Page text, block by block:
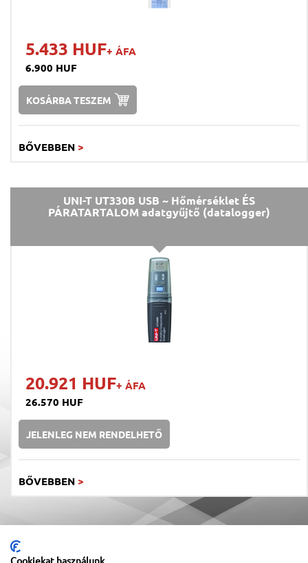
5.433 HUF+ ÁFA
6.900 HUF
KOSÁRBA TESZEM
BŐVEBBEN >
UNI-T UT330B USB ~ Hőmérséklet ÉS
PÁRATARTALOM adatgyűjtő (datalogger)
20.921 HUF+ ÁFA
26.570 HUF
JELENLEG NEM RENDELHETŐ
BŐVEBBEN >
Cookiekat használunk